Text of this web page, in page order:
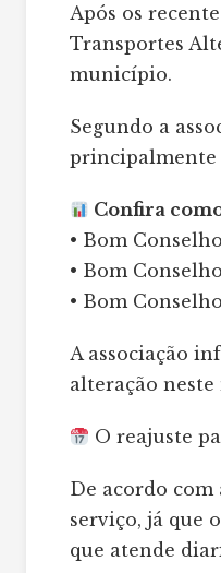
Após os
Transportes
município.
Segundo a
principalmente
Confira
• Bom
• Bom
• Bom
A associação
alteração
O reajuste
De acordo com
serviço, já que
que atende